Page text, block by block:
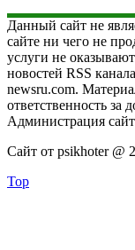
Данный сайт не
сайте ни чего не
услуги не
новостей RSS
newsru.com.
ответственность за
Администрация
Сайт от psikhoter @
Top